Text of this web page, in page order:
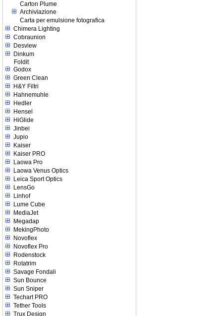
Carton Plume
Archiviazione
Carta per emulsione fotografica
Chimera Lighting
Cobraunion
Desview
Dinkum
Foldit
Godox
Green Clean
H&Y Filtri
Hahnemuhle
Hedler
Hensel
HiGlide
Jinbei
Jupio
Kaiser
Kaiser PRO
Laowa Pro
Laowa Venus Optics
Leica Sport Optics
LensGo
Linhof
Lume Cube
MediaJet
Megadap
MekingPhoto
Novoflex
Novoflex Pro
Rodenstock
Rotatrim
Savage Fondali
Sun Bounce
Sun Sniper
Techart PRO
Tether Tools
Trux Design